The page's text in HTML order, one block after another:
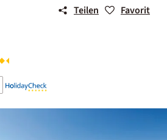
Teilen Favorit